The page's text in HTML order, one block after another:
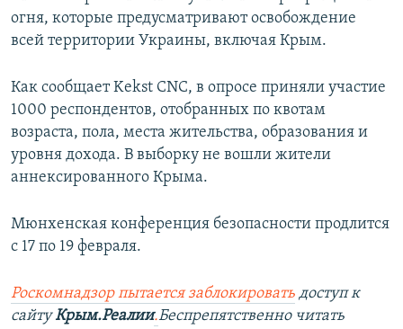
огня, которые предусматривают освобождение
всей территории Украины, включая Крым.
Как сообщает Kekst CNC, в опросе приняли участие
1000 респондентов, отобранных по квотам
возраста, пола, места жительства, образования и
уровня дохода. В выборку не вошли жители
аннексированного Крыма.
Мюнхенская конференция безопасности продлится
с 17 по 19 февраля.
Роскомнадзор пытается заблокировать доступ к
сайтуКрым.Реалии.Беспрепятственно читать